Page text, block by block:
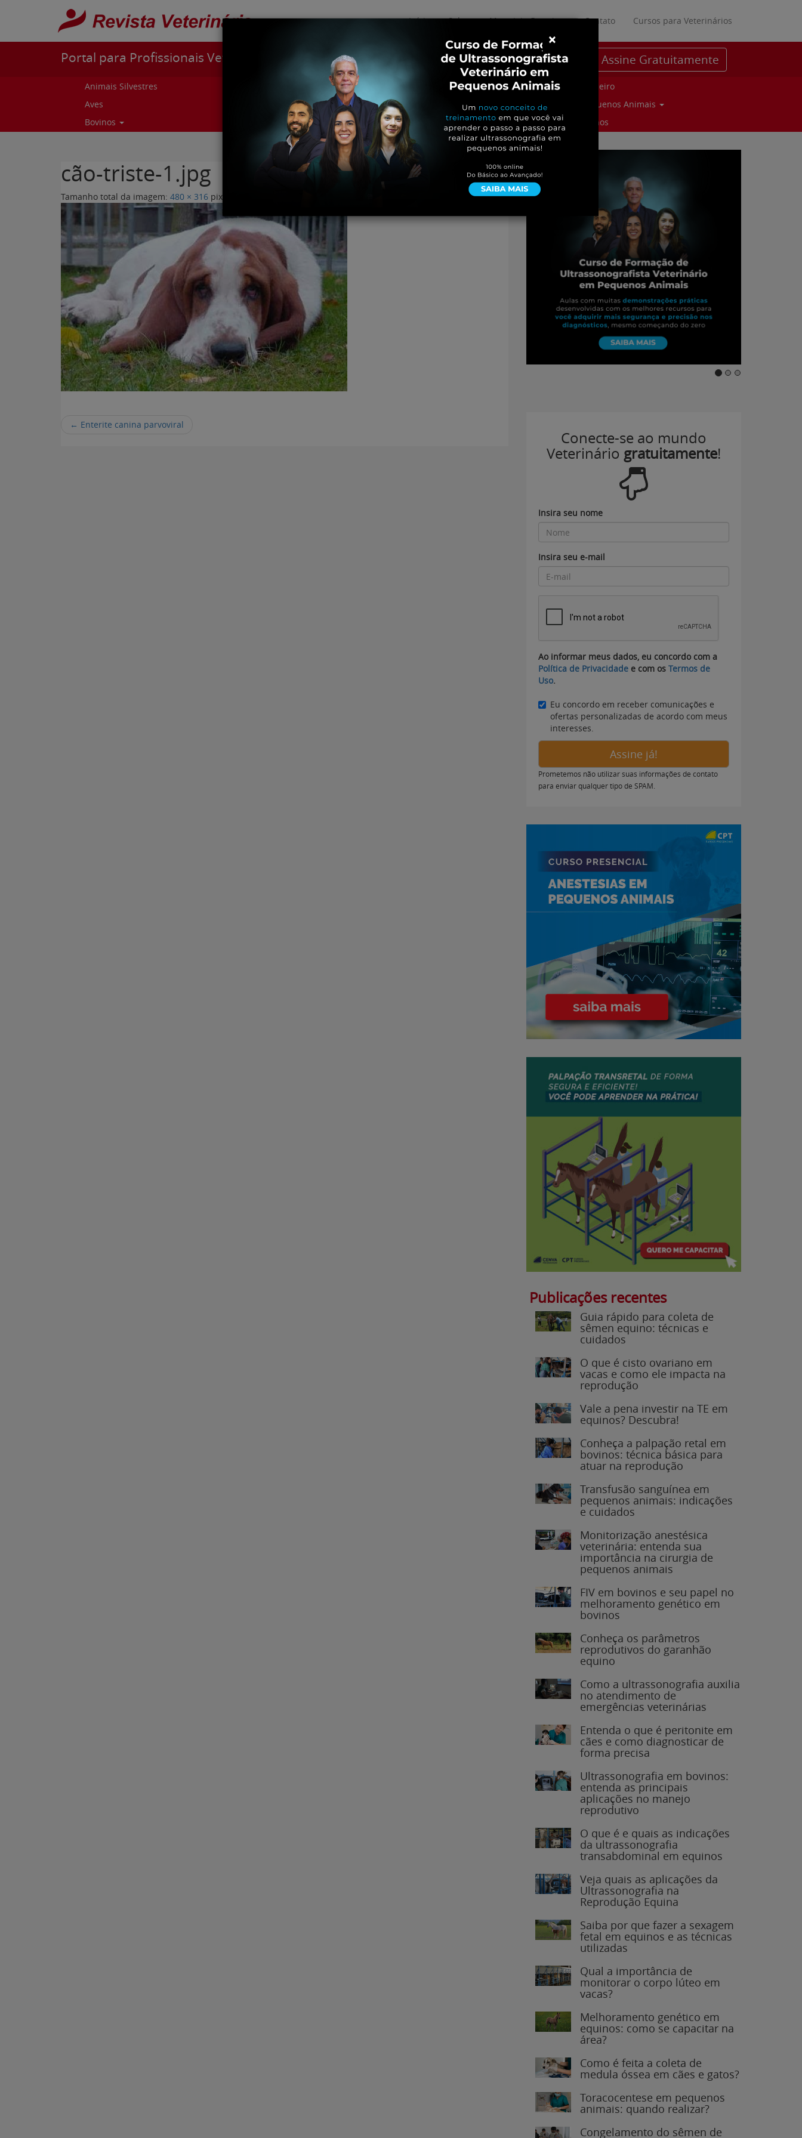
Pular para o conteúdo
Início Sobre Materiais Gratuitos Contato Cursos para Veterinários
Portal para Profissionais Veterinários Assine Gratuitamente
Animais Silvestres
Aves
Bovinos
Curiosidades
Cursos e Eventos
Entrevistas
Genética e Tecnologia
Parceiro
Pequenos Animais
Suinos
cão-triste-1.jpg
Tamanho total da imagem: 480 × 316 pixels
← Enterite canina parvoviral
Conecte-se ao mundo
Veterinário gratuitamente!
Insira seu nome
Insira seu e-mail
Ao informar meus dados, eu concordo com a
Política de Privacidade e com os Termos de
Uso.
Eu concordo em receber comunicações e
ofertas personalizadas de acordo com meus
interesses.
Assine já!
Prometemos não utilizar suas informações de contato
para enviar qualquer tipo de SPAM.
Publicações recentes
Guia rápido para coleta de
sêmen equino: técnicas e
cuidados
O que é cisto ovariano em
vacas e como ele impacta na
reprodução
Vale a pena investir na TE em
equinos? Descubra!
Conheça a palpação retal em
bovinos: técnica básica para
atuar na reprodução
Transfusão sanguínea em
pequenos animais: indicações
e cuidados
Monitorização anestésica
veterinária: entenda sua
importância na cirurgia de
pequenos animais
FIV em bovinos e seu papel no
melhoramento genético em
bovinos
Conheça os parâmetros
reprodutivos do garanhão
equino
Como a ultrassonografia auxilia
no atendimento de
emergências veterinárias
Entenda o que é peritonite em
cães e como diagnosticar de
forma precisa
Ultrassonografia em bovinos:
entenda as principais
aplicações no manejo
reprodutivo
O que é e quais as indicações
da ultrassonografia
transabdominal em equinos
Veja quais as aplicações da
Ultrassonografia na
Reprodução Equina
Saiba por que fazer a sexagem
fetal em equinos e as técnicas
utilizadas
Qual a importância de
monitorar o corpo lúteo em
vacas?
Melhoramento genético em
equinos: como se capacitar na
área?
Como é feita a coleta de
medula óssea em cães e gatos?
Toracocentese em pequenos
animais: quando realizar?
Congelamento do sêmen de
×